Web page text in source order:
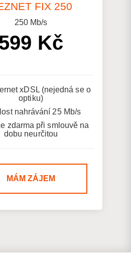
FIX 250
250Mb/s
Kč
xDSL (nejedná se o
optiku)
nahrávání 25 Mb/s
zdarma při smlouvě na
dobu neurčitou
MÁM ZÁJEM